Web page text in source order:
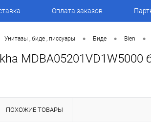
Оплата заказов
Унитазы , биде , писсуары • Биде • Bien •
MDBA05201VD1W5000
ПОХОЖИЕ ТОВАРЫ